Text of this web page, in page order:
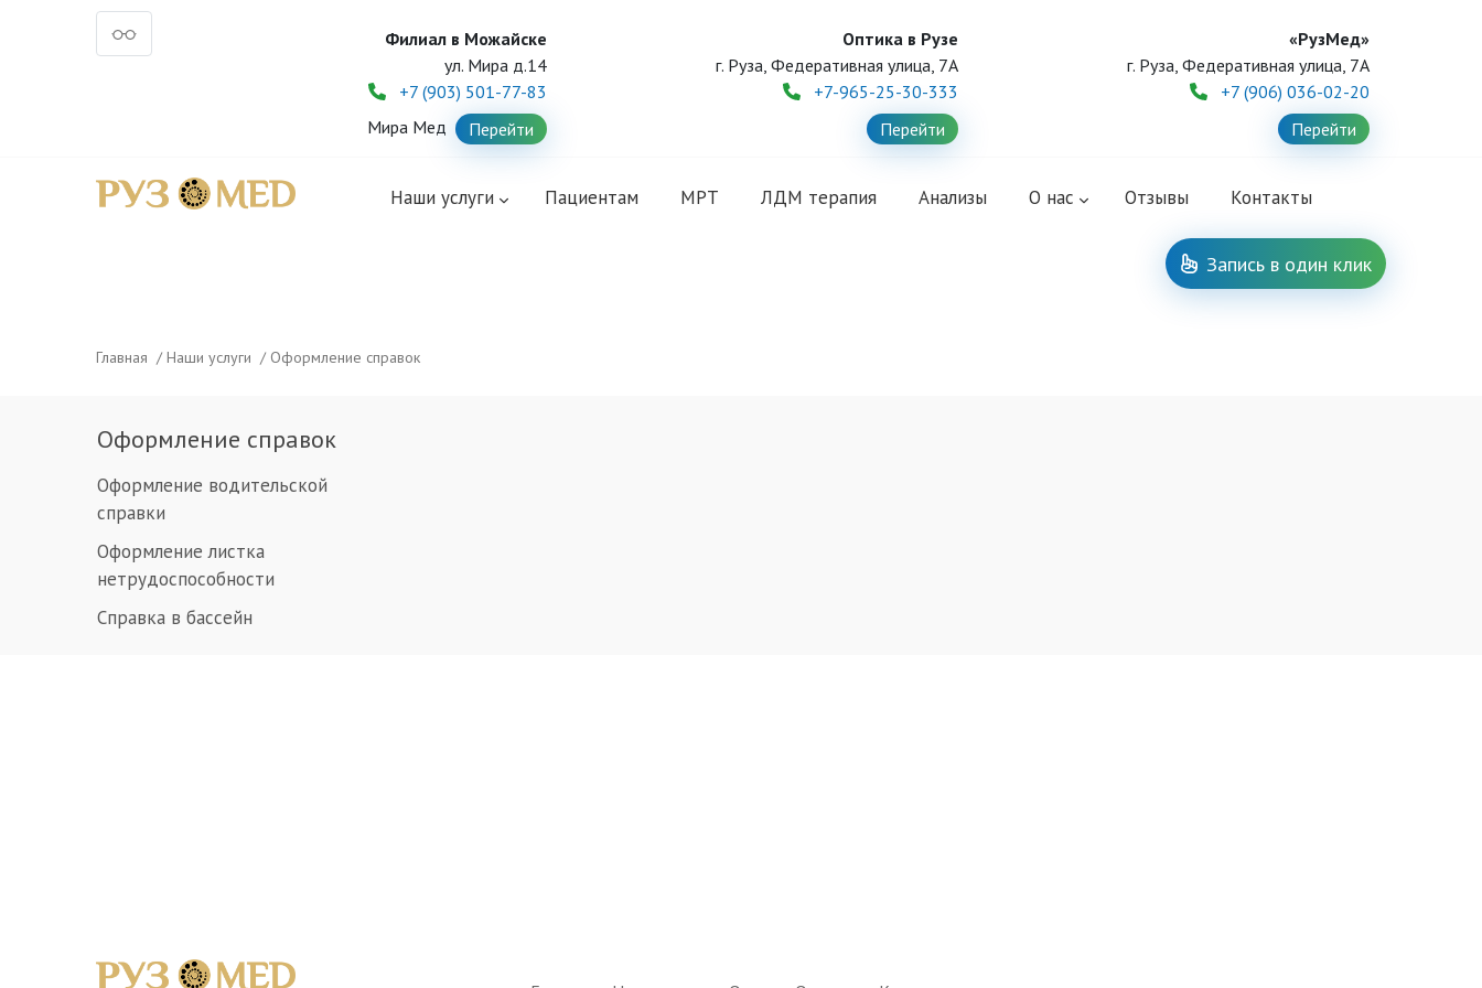
Филиал в Можайске
ул. Мира д.14
+7 (903) 501-77-83
Мира Мед
Перейти
Оптика в Рузе
г. Руза, Федеративная улица, 7А
+7-965-25-30-333
Перейти
«РузМед»
г. Руза, Федеративная улица, 7А
+7 (906) 036-02-20
Перейти
Наши услуги Пациентам МРТ ЛДМ терапия Анализы O нас Отзывы Контакты
Запись в один клик
Главная /Наши услуги / Оформление справок
Оформление справок
Оформление водительской
справки
Оформление листка
нетрудоспособности
Справка в бассейн